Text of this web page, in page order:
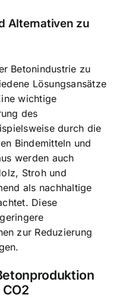
Alternativen zu
Betonindustrie zu
Lösungsansätze
wichtige
des
durch die
Bindemitteln und
werden auch
Stroh und
als nachhaltige
Diese
zur Reduzierung